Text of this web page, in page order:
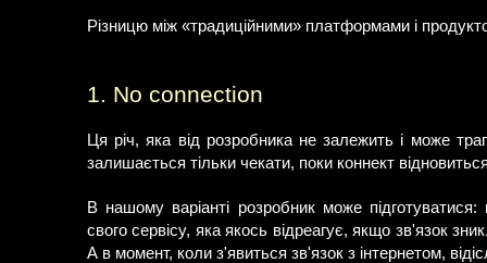
Різницю між «традиційними» платформами і
1. No connection
Ця річ, яка від розробника не залежить і може
залишається тільки чекати, поки коннект
В нашому варіанті розробник може
свого сервісу, яка якось відреагує, якщо зв'язок
А в момент, коли з'явиться зв'язок з інтернетом,